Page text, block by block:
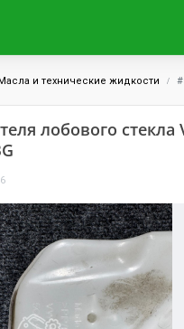
и технические жидкости
лобового стекла